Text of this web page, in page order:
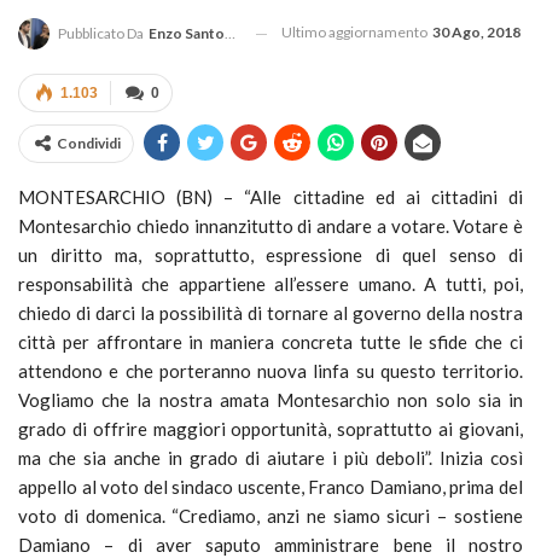
Pubblicato Da Enzo Santoro Ultimo aggiornamento 30 Ago, 2018
0
1.103
Condividi
MONTESARCHIO (BN) – “Alle cittadine ed ai cittadini di
Montesarchio chiedo innanzitutto di andare a votare. Votare è
un diritto ma, soprattutto, espressione di quel senso di
responsabilità che appartiene all’essere umano. A tutti, poi,
chiedo di darci la possibilità di tornare al governo della nostra
città per affrontare in maniera concreta tutte le sfide che ci
attendono e che porteranno nuova linfa su questo territorio.
Vogliamo che la nostra amata Montesarchio non solo sia in
grado di offrire maggiori opportunità, soprattutto ai giovani,
ma che sia anche in grado di aiutare i più deboli”. Inizia così
appello al voto del sindaco uscente, Franco Damiano, prima del
voto di domenica. “Crediamo, anzi ne siamo sicuri – sostiene
Damiano – di aver saputo amministrare bene il nostro